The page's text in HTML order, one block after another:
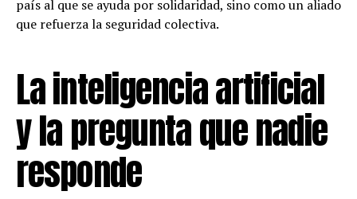
país al que se ayuda por solidaridad, sino como un aliado
que refuerza la seguridad colectiva.
La inteligencia artificial
y la pregunta que nadie
responde